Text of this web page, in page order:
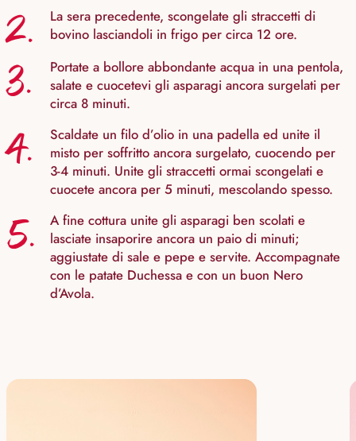
2.
La sera precedente, scongelate gli straccetti di
bovino lasciandoli in frigo per circa 12 ore.
3.
Portate a bollore abbondante acqua in una pentola,
salate e cuocetevi gli asparagi ancora surgelati per
circa 8 minuti.
4.
Scaldate un filo d’olio in una padella ed unite il
misto per soffritto ancora surgelato, cuocendo per
3-4 minuti. Unite gli straccetti ormai scongelati e
cuocete ancora per 5 minuti, mescolando spesso.
5.
A fine cottura unite gli asparagi ben scolati e
lasciate insaporire ancora un paio di minuti;
aggiustate di sale e pepe e servite. Accompagnate
con le patate Duchessa e con un buon Nero
d’Avola.